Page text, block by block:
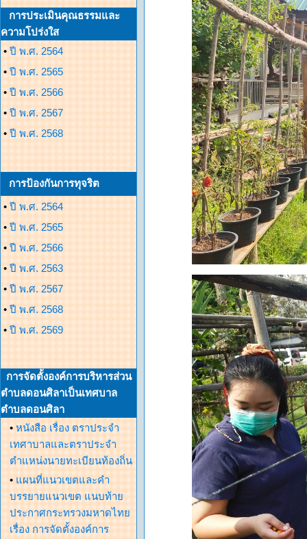
การประเมินคุณธรรมและ
ความโปร่งใส
• ปี พ.ศ. 2564
• ปี พ.ศ. 2565
• ปี พ.ศ. 2566
• ปี พ.ศ. 2567
• ปี พ.ศ. 2568
การป้องกันการทุจริต
• ปี พ.ศ. 2564
• ปี พ.ศ. 2565
• ปี พ.ศ. 2566
• ปี พ.ศ. 2563
• ปี พ.ศ. 2567
• ปี พ.ศ. 2568
• ปี พ.ศ. 2569
การจัดตั้งองค์การบริหารส่วน
ตำบลดอนศิลาเป็นเทศบาล
ตำบลดอนศิลา
• หนังสือ เรื่อง ตราประจำ
เทศาบาลและตราประจำ
ตำแหน่งนายทะเบียนท้องถิ่น
• แผนที่แนวเขตและคำ
บรรยายแนวเขต แนบท้าย
ประกาศกระทรวงมหาดไทย
เรื่อง การจัดตั้งองค์การ